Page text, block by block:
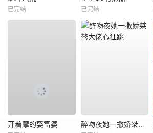
已完结 已完结
开着摩的娶富婆 醉吻夜她一撒娇桀骜大佬心狂跳